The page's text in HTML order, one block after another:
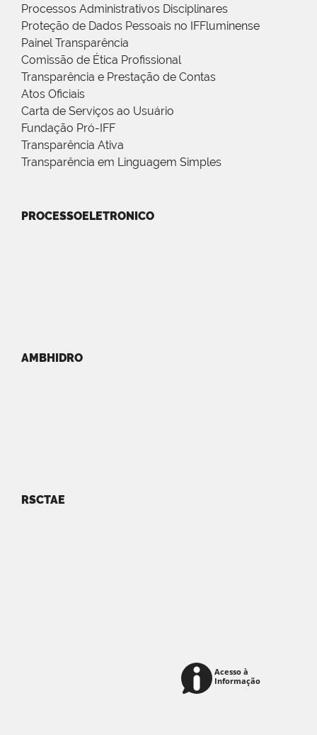
Processos Administrativos Disciplinares
Proteção de Dados Pessoais no IFFluminense
Painel Transparência
Comissão de Ética Profissional
Transparência e Prestação de Contas
Atos Oficiais
Carta de Serviços ao Usuário
Fundação Pró-IFF
Transparência Ativa
Transparência em Linguagem Simples
PROCESSOELETRONICO
AMBHIDRO
RSCTAE